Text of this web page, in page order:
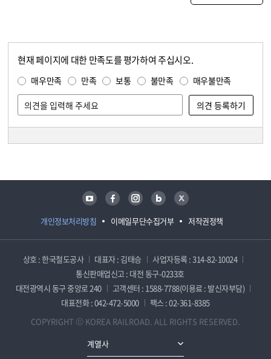
현재 페이지에 대한 만족도를 평가하여 주십시오.
매우만족 만족 보통 불만족 매우불만족
개인정보처리방침 이메일무단수집거부 저작권정책
유튜브 페이스북 인스타그램 블로그 트위터
상호 : 한국철도공사 대표자 : 김태승
사업자등록 : 314-82-10024
통신판매업신고 : 대전 동구-0233호
대전광역시 동구 중앙로 240
고객센터 : 1588-7788(이용료 : 발신자부담)
대표전화 : 042-472-5000
팩스 : 02-361-8385
COPYRIGHT ⓒ KOREA RAILROAD. ALL RIGHTS RESERVED.
계열사